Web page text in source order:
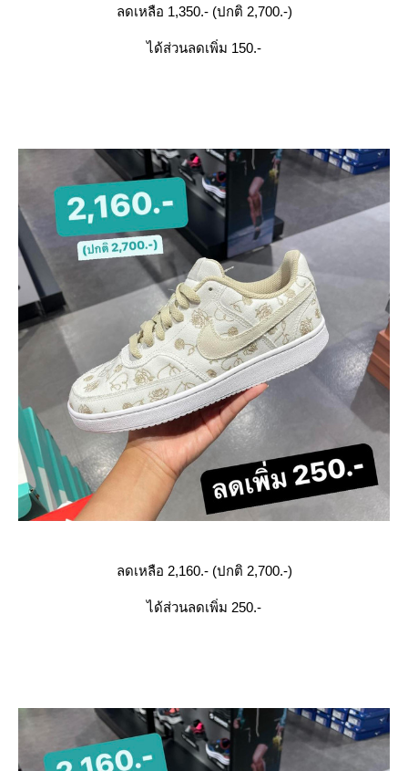
ลดเหลือ 1,350.- (ปกติ 2,700.-)
ได้ส่วนลดเพิ่ม 150.-
ลดเหลือ 2,160.- (ปกติ 2,700.-)
ได้ส่วนลดเพิ่ม 250.-